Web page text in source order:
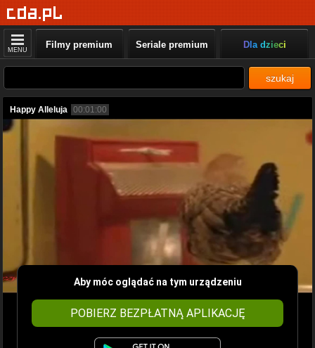
MENU Filmy premium Seriale premium Dla dzieci
szukaj
Happy Alleluja 00:01:00
Aby móc oglądać na tym urządzeniu
POBIERZ BEZPŁATNĄ APLIKACJĘ